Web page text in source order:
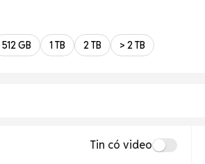
512 GB 1 TB 2 TB > 2 TB
Tin có video